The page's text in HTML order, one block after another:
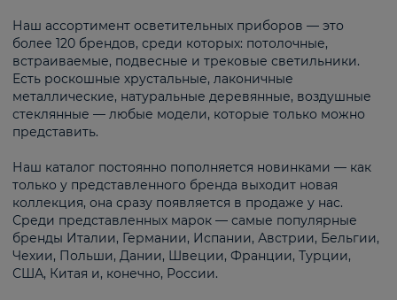
Наш ассортимент осветительных приборов — это
более 120 брендов, среди которых: потолочные,
встраиваемые, подвесные и трековые светильники.
Есть роскошные хрустальные, лаконичные
металлические, натуральные деревянные, воздушные
стеклянные — любые модели, которые только можно
представить.
Наш каталог постоянно пополняется новинками — как
только у представленного бренда выходит новая
коллекция, она сразу появляется в продаже у нас.
Среди представленных марок — самые популярные
бренды Италии, Германии, Испании, Австрии, Бельгии,
Чехии, Польши, Дании, Швеции, Франции, Турции,
США, Китая и, конечно, России.